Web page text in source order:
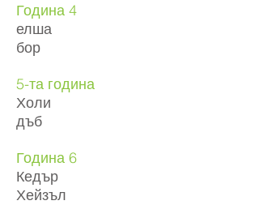
Година 4
елша
бор
5-та година
Холи
дъб
Година 6
Кедър
Хейзъл